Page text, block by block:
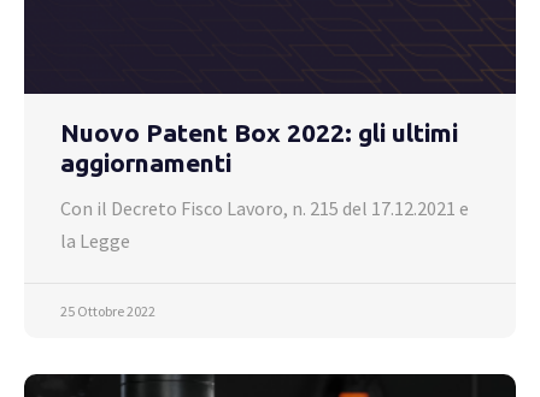
Nuovo Patent Box 2022: gli ultimi
aggiornamenti
Con il Decreto Fisco Lavoro, n. 215 del 17.12.2021 e
la Legge
25 Ottobre 2022